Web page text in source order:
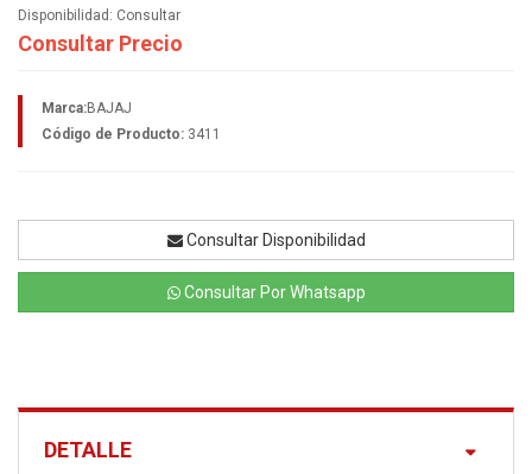
Disponibilidad: Consultar
Consultar Precio
Marca:BAJAJ
Código de Producto: 3411
Consultar Disponibilidad
Consultar Por Whatsapp
DETALLE